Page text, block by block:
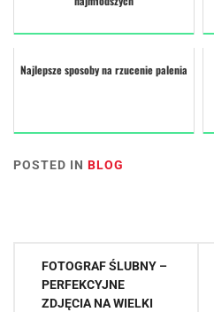
Najlepsze sposoby na rzucenie palenia
POSTED IN BLOG
Nawigacja
wpisu
FOTOGRAF ŚLUBNY –
PERFEKCYJNE
ZDJĘCIA NA WIELKI